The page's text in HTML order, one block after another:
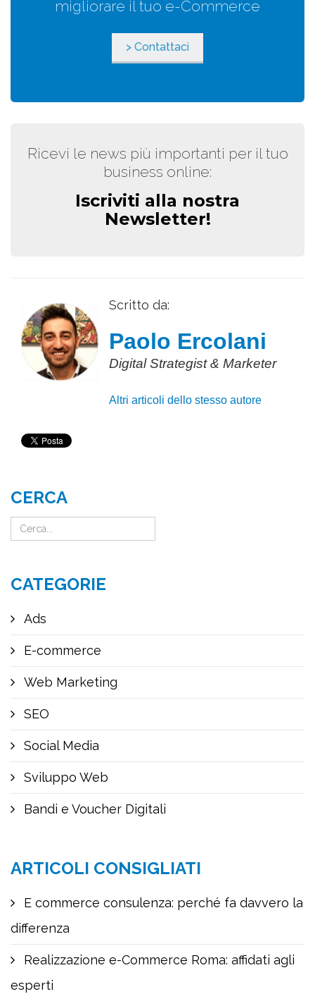
migliorare il tuo e-Commerce
> Contattaci
Ricevi le news più importanti per il tuo
business online:
Iscriviti alla nostra
Newsletter!
Scritto da:
Paolo Ercolani
Digital Strategist & Marketer
Altri articoli dello stesso autore
CERCA
CATEGORIE
Ads
E-commerce
Web Marketing
SEO
Social Media
Sviluppo Web
Bandi e Voucher Digitali
ARTICOLI CONSIGLIATI
E commerce consulenza: perché fa davvero la
differenza
Realizzazione e-Commerce Roma: affidati agli
esperti